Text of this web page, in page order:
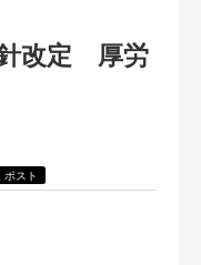
改定 厚労
ポスト